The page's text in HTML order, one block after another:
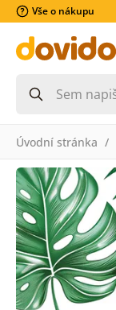
Vše o nákupu
Úvodní stránka